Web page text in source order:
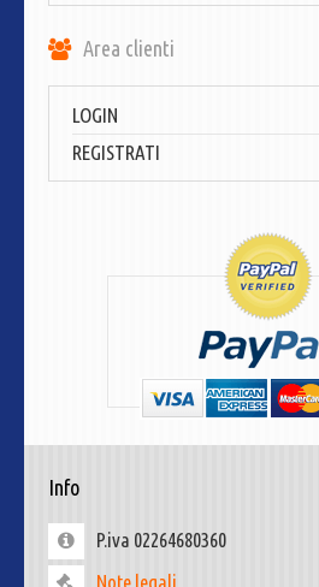
Area clienti
LOGIN
REGISTRATI
Info
P.iva 02264680360
Note legali